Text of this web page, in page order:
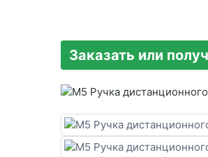
Заказать или